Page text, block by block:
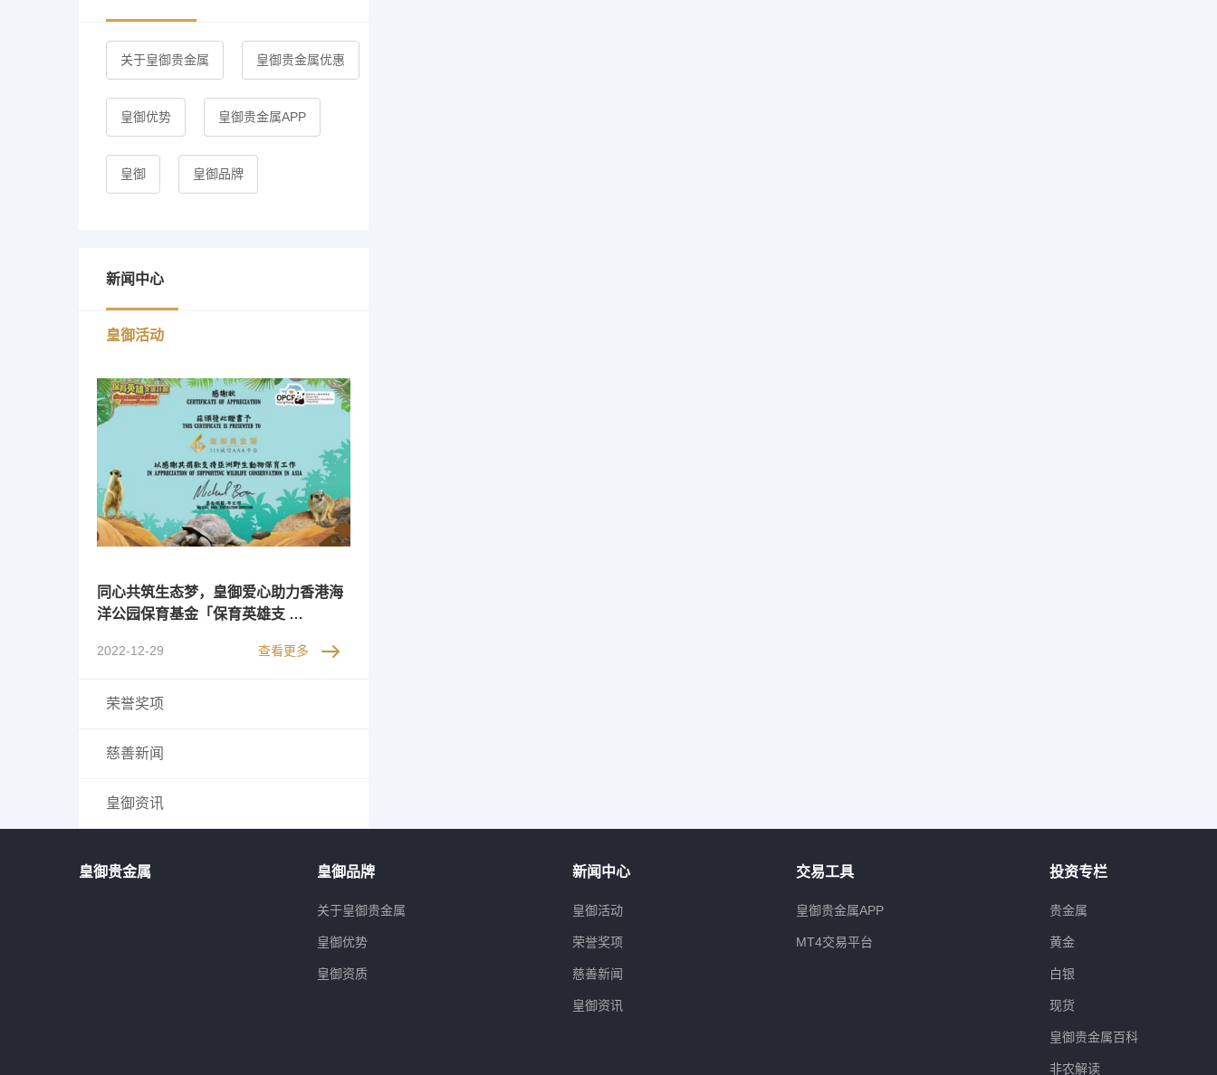
关于皇御贵金属 皇御贵金属优惠
皇御优势 皇御贵金属APP
皇御 皇御品牌
新闻中心
皇御活动
同心共筑生态梦，皇御爱心助力香港海
洋公园保育基金「保育英雄支 …
2022-12-29 查看更多
荣誉奖项
慈善新闻
皇御资讯
皇御贵金属 皇御品牌
关于皇御贵金属
皇御优势
皇御资质
新闻中心
皇御活动
荣誉奖项
慈善新闻
皇御资讯
交易工具
皇御贵金属APP
MT4交易平台
投资专栏
贵金属
黄金
白银
现货
皇御贵金属百科
非农解读